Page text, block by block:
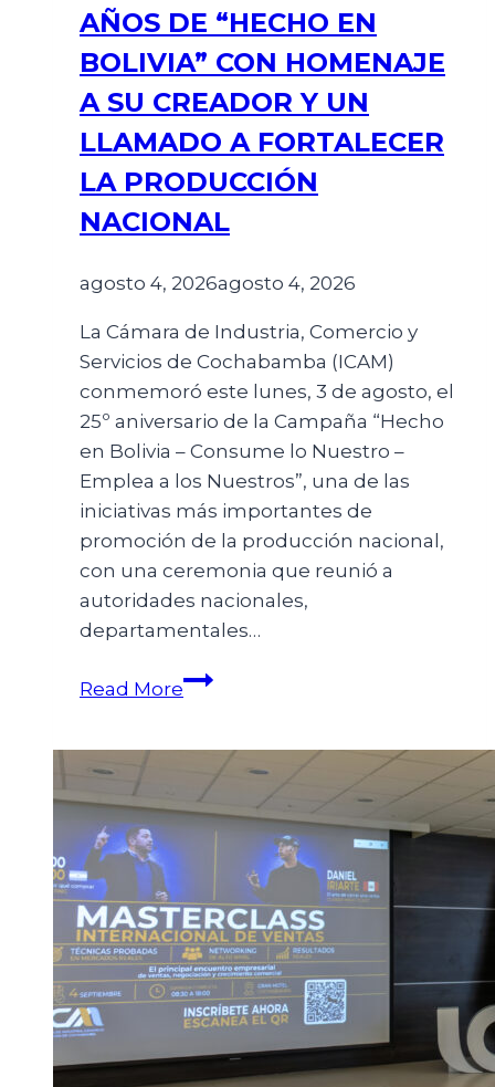
AÑOS DE “HECHO EN
BOLIVIA” CON HOMENAJE
A SU CREADOR Y UN
LLAMADO A FORTALECER
LA PRODUCCIÓN
NACIONAL
agosto 4, 2026agosto 4, 2026
La Cámara de Industria, Comercio y
Servicios de Cochabamba (ICAM)
conmemoró este lunes, 3 de agosto, el
25º aniversario de la Campaña “Hecho
en Bolivia – Consume lo Nuestro –
Emplea a los Nuestros”, una de las
iniciativas más importantes de
promoción de la producción nacional,
con una ceremonia que reunió a
autoridades nacionales,
departamentales…
Read More